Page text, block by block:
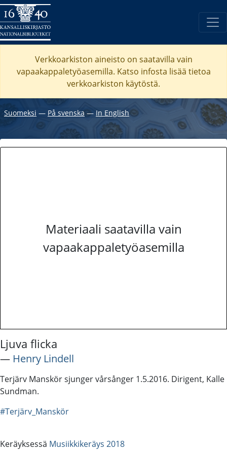
Verkkoarkiston aineisto on saatavilla vain
vapaakappaletyöasemilla. Katso infosta lisää tietoa
verkkoarkiston käytöstä.
Suomeksi ― På svenska ― In English
Materiaali saatavilla vain
vapaakappaletyöasemilla
Ljuva flicka
― Henry Lindell
Terjärv Manskör sjunger vårsånger 1.5.2016. Dirigent, Kalle
Sundman.
#Terjärv_Manskör
Keräyksessä Musiikkikeräys 2018